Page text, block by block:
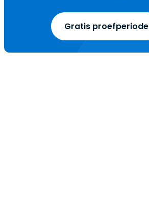
Gratis proefperiode